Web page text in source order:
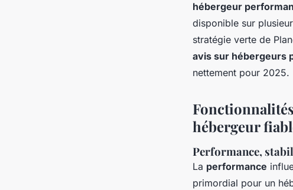
hébergeur
disponible sur
stratégie verte de
avis sur hébergeurs
nettement pour 2025.
hébergeur
Performance,
La performance
primordial pour un